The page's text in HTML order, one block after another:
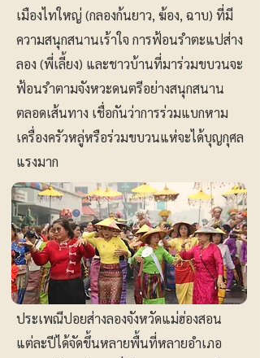
เมืองไทใหญ่ (กลองก้นยาว, ฆ้อง, ฉาบ) ที่มี
ความสนุกสนานเร้าใจ การฟ้อนรำตะแปส่าง
ลอง (พี่เลี้ยง) และชาวบ้านที่มาร่วมขบวนจะ
ฟ้อนรำตามจังหวะดนตรีอย่างสนุกสนาน
ตลอดเส้นทาง เชื่อกันว่าการร่วมแบกหาม
เครื่องครัวหลู่หรือร่วมขบวนแห่จะได้บุญกุศล
แรงมาก
ประเพณีปอยส่างลองจังหวัดแม่ฮ่องสอน
แต่ละปีได้จัดขึ้นหลายพื้นที่หลายอำเภอ